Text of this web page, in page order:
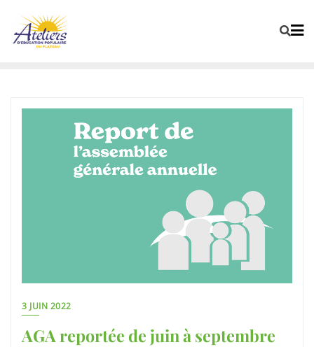
3 JUIN 2022
AGA reportée de juin à septembre